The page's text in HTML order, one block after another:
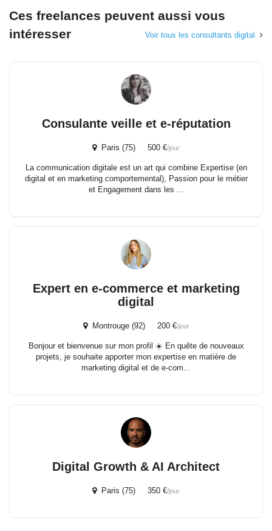
Ces freelances peuvent aussi vous
intéresser
Voir tous les consultants digital
Consulante veille et e-réputation
Paris (75) 500 €/jour
La communication digitale est un art qui combine Expertise (en
digital et en marketing comportemental), Passion pour le métier
et Engagement dans les ...
Expert en e-commerce et marketing
digital
Montrouge (92) 200 €/jour
Bonjour et bienvenue sur mon profil ☀️ En quête de nouveaux
projets, je souhaite apporter mon expertise en matière de
marketing digital et de e-com...
Digital Growth & AI Architect
Paris (75) 350 €/jour